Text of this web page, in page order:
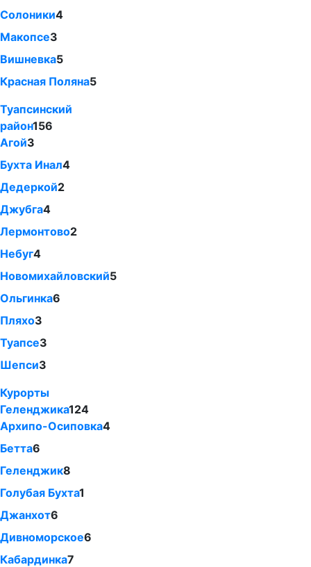
Солоники4
Макопсе3
Вишневка5
Красная Поляна5
Туапсинский
район156
Агой3
Бухта Инал4
Дедеркой2
Джубга4
Лермонтово2
Небуг4
Новомихайловский5
Ольгинка6
Пляхо3
Туапсе3
Шепси3
Курорты
Геленджика124
Архипо-Осиповка4
Бетта6
Геленджик8
Голубая Бухта1
Джанхот6
Дивноморское6
Кабардинка7